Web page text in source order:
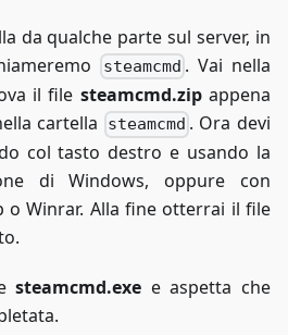
da qualche parte sul server, in
steamcmd . Vai nella
il file steamcmd.zipappena
cartella
steamcmd . Ora devi
col tasto destro e usando la
di Windows, oppure con
o Winrar. Alla fine otterrai il file
steamcmd.exe e aspetta che